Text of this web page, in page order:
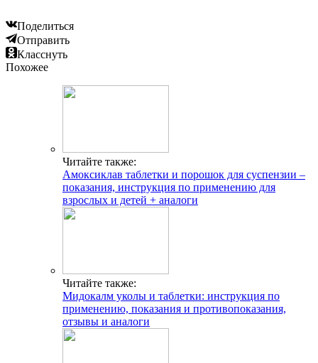
Поделиться
Отправить
Класснуть
Похожее
Читайте также:
Амоксиклав таблетки и порошок для суспензии –
показания, инструкция по применению для
взрослых и детей + аналоги
Читайте также:
Мидокалм уколы и таблетки: инструкция по
применению, показания и противопоказания,
отзывы и аналоги